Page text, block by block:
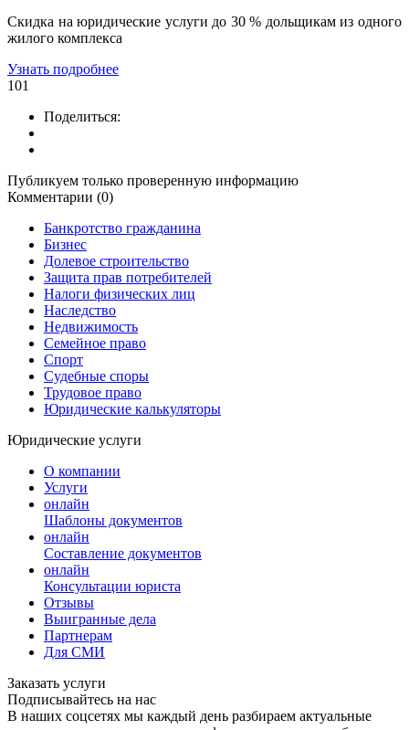
Скидка на юридические услуги до 30 % дольщикам из одного
жилого комплекса
Узнать подробнее
101
Поделиться:
Публикуем только проверенную информацию
Комментарии (0)
Банкротство гражданина
Бизнес
Долевое строительство
Защита прав потребителей
Налоги физических лиц
Наследство
Недвижимость
Семейное право
Спорт
Судебные споры
Трудовое право
Юридические калькуляторы
Юридические услуги
О компании
Услуги
онлайн
Шаблоны документов
онлайн
Составление документов
онлайн
Консультации юриста
Отзывы
Выигранные дела
Партнерам
Для СМИ
Заказать услуги
Подписывайтесь на нас
В наших соцсетях мы каждый день разбираем актуальные